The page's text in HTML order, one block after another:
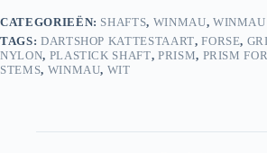
CATEGORIEËN: SHAFTS, WINMAU, WINMAU
TAGS: DARTSHOP KATTESTAART,FORSE,
NYLON, PLASTICK SHAFT, PRISM, PRISM
STEMS, WINMAU, WIT